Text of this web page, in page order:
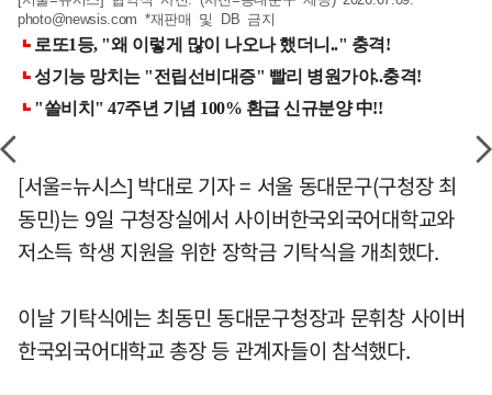
photo@newsis.com *재판매 및 DB 금지
[서울=뉴시스] 박대로 기자 = 서울 동대문구(구청장 최
동민)는 9일 구청장실에서 사이버한국외국어대학교와
저소득 학생 지원을 위한 장학금 기탁식을 개최했다.
이날 기탁식에는 최동민 동대문구청장과 문휘창 사이버
한국외국어대학교 총장 등 관계자들이 참석했다.